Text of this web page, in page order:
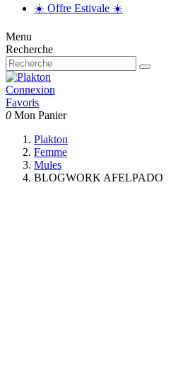
☀️ Offre Estivale ☀️
Menu
Recherche
Connexion
Favoris
0 Mon Panier
Plakton
Femme
Mules
BLOGWORK AFELPADO